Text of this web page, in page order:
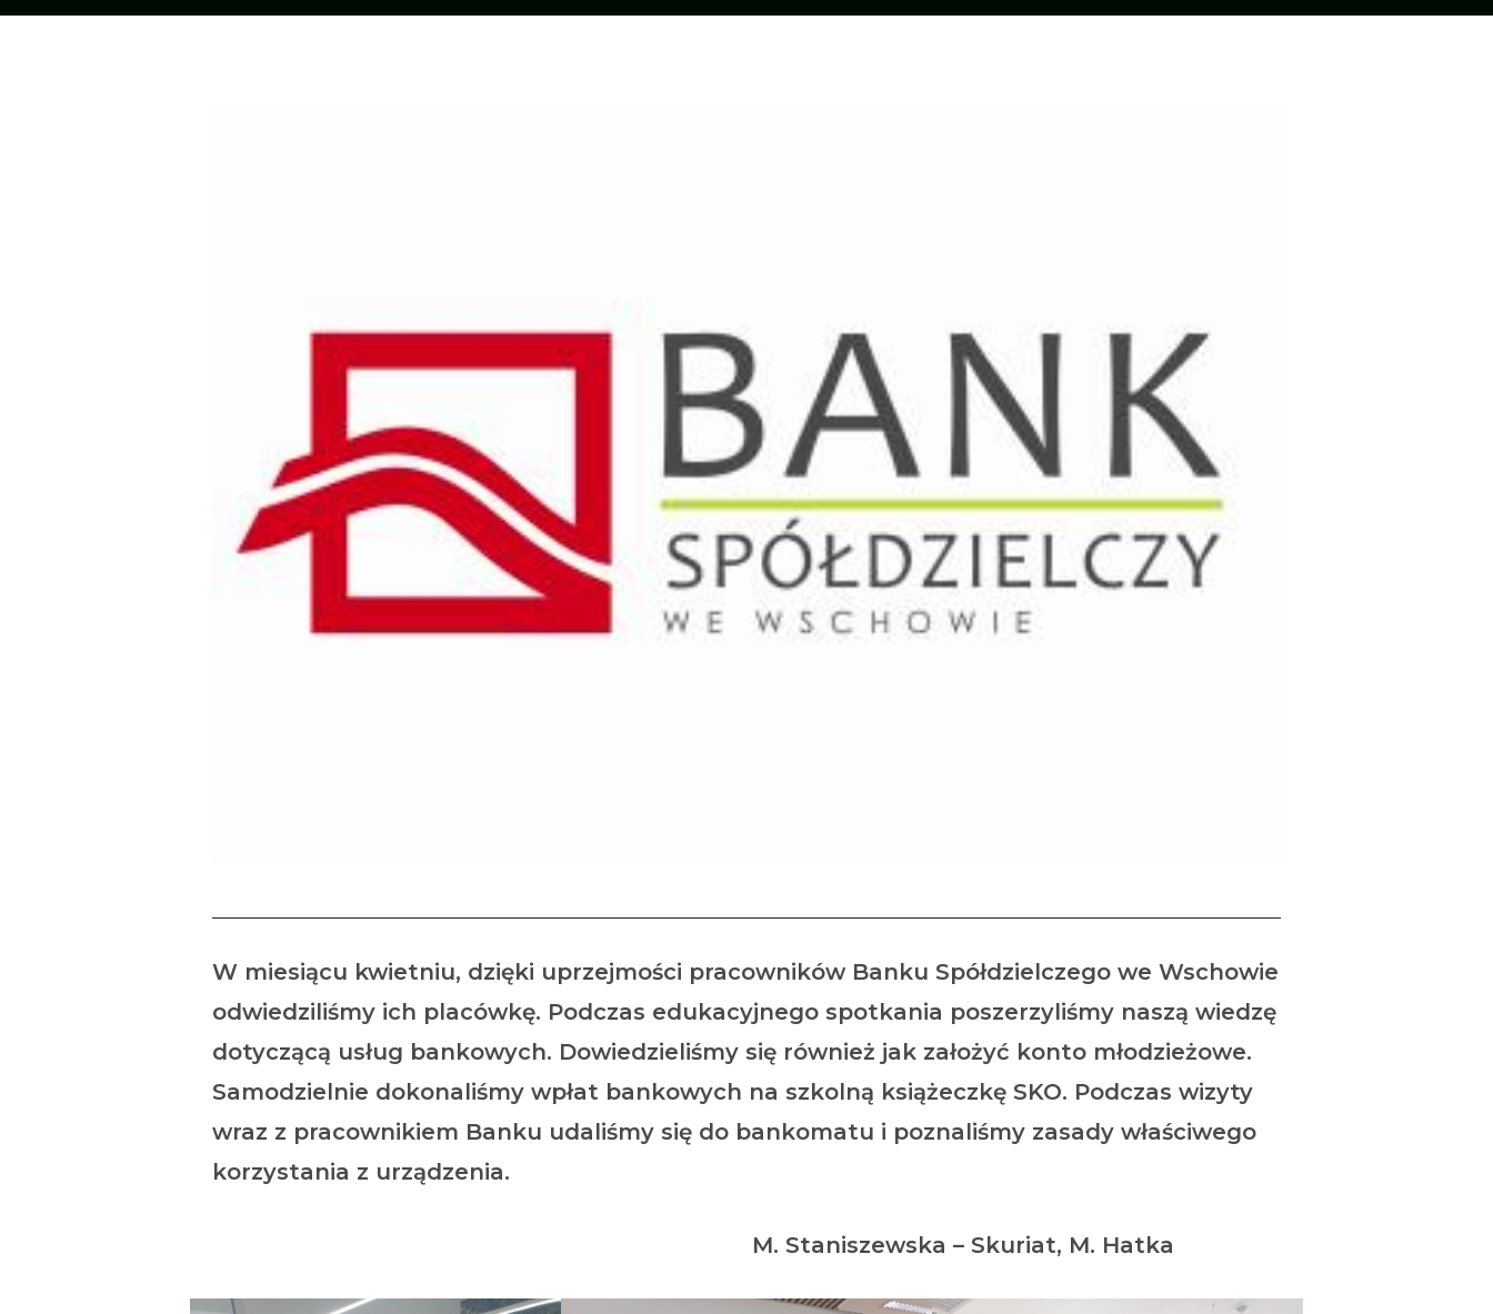
W miesiącu kwietniu, dzięki uprzejmości pracowników Banku Spółdzielczego we Wschowie
odwiedziliśmy ich placówkę. Podczas edukacyjnego spotkania poszerzyliśmy naszą wiedzę
dotyczącą usług bankowych. Dowiedzieliśmy się również jak założyć konto młodzieżowe.
Samodzielnie dokonaliśmy wpłat bankowych na szkolną książeczkę SKO. Podczas wizyty
wraz z pracownikiem Banku udaliśmy się do bankomatu i poznaliśmy zasady właściwego
korzystania z urządzenia.
M. Staniszewska – Skuriat, M. Hatka